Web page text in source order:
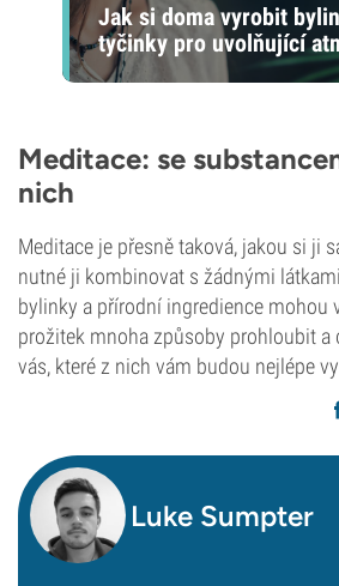
Jak si doma vyrobit
tyčinky pro uvolňující
Meditace: se
nich
Meditace je přesně taková, jakou si ji
nutné ji kombinovat s žádnými
bylinky a přírodní ingredience mohou
prožitek mnoha způsoby prohloubit a
vás, které z nich vám budou nejlépe
Luke Sumpter